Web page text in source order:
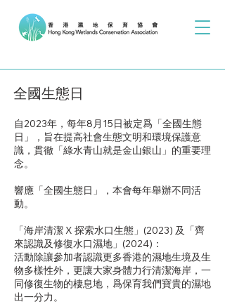
​全國生態日
自2023年，每年8月15日被定爲「全國生態
日」，旨在提高社會生態文明和環境保護意
識，貫徹「綠水青山就是金山銀山」的重要理
念。
響應「全國生態日」，本會每年舉辦不同活
動。
「海岸清潔 X 探索水口生態」(2023) 及「齊
來認識及修復水口濕地」(2024)：
活動除讓參加者認識更多香港的濕地生境及生
物多樣性外，更讓大家身體力行清潔海岸，一
同修復生物的棲息地，爲保育我們寶貴的濕地
出一分力。